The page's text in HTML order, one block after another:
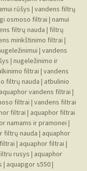
rūšys | vandens filtrų
osmoso filtrai | namui
filtrų nauda | filtrų
minkštinimo filtrai |
| vandens
| nugeležinimo ir
filtrai | vandens
filtrų nauda | atbulinio
aquaphor vandens filtrai |
filtrai | vandens filtrai
filtrai | aquaphor filtrai
namams ir pramonei |
filtrų nauda | aquaphor
| aquaphor filtrai |
rusys | aquaphor
| aquapgor s550|